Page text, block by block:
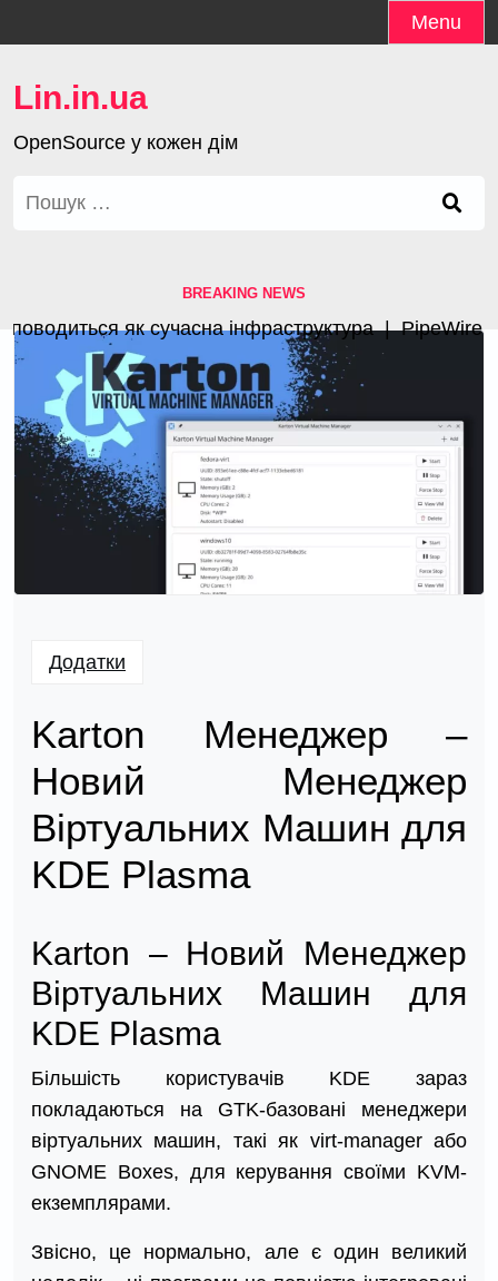
to
Menu
Lin.in.ua
OpenSource у кожен дім
Пошук:
BREAKING NEWS
як сучасна інфраструктура |PipeWire
Додатки
Karton Менеджер –
Новий Менеджер
Віртуальних Машин для
KDE Plasma
Karton – Новий Менеджер
Віртуальних Машин для
KDE Plasma
Більшість користувачів KDE зараз
покладаються на GTK-базовані менеджери
віртуальних машин, такі як virt-manager або
GNOME Boxes, для керування своїми KVM-
екземплярами.
Звісно, це нормально, але є один великий